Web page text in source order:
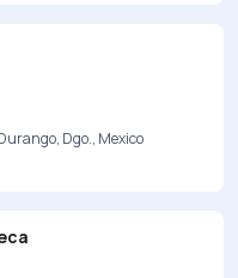
Dgo., Mexico